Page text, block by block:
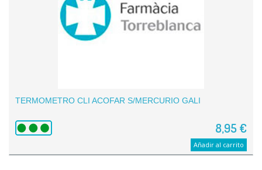
TERMOMETRO CLI ACOFAR S/MERCURIO GALI
8,95 €
Añadir al carrito